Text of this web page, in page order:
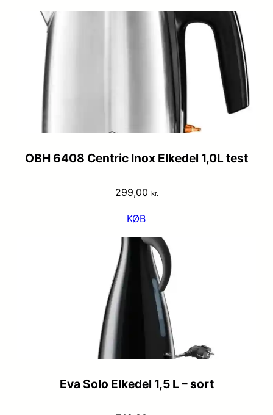
OBH 6408 Centric Inox Elkedel 1,0L test
299,00 kr.
KØB
Eva Solo Elkedel 1,5 L – sort